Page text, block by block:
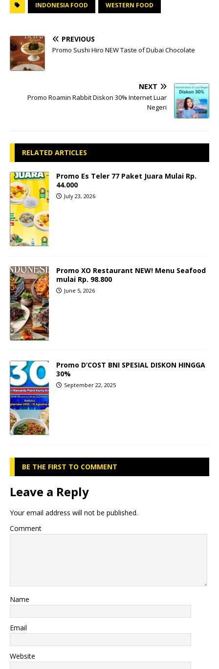
INDONESIA FOOD WESTERN FOOD
PREVIOUS
Promo Sushi Hiro NEW Taste of Dubai Chocolate
NEXT
Promo Roamin Rabbit Diskon 30% Internet Luar
Negeri
RELATED ARTICLES
Promo Es Teler 77 Paket Juara Mulai Rp.
44.000
July 23, 2026
Promo XO Restaurant NEW! Menu Seafood
mulai Rp. 98.800
June 5, 2026
Promo D’COST BNI SPESIAL DISKON HINGGA
30%
September 22, 2025
BE THE FIRST TO COMMENT
Leave a Reply
Your email address will not be published.
Comment
Name
Email
Website